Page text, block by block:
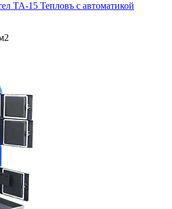
ТА-15 Тепловъ с автоматикой